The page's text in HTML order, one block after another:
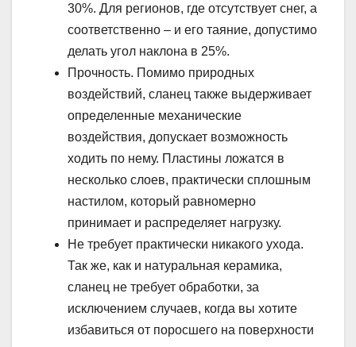
30%. Для регионов, где отсутствует снег, а
соответственно – и его таяние, допустимо
делать угол наклона в 25%.
Прочность. Помимо природных
воздействий, сланец также выдерживает
определенные механические
воздействия, допускает возможность
ходить по нему. Пластины ложатся в
несколько слоев, практически сплошным
настилом, который равномерно
принимает и распределяет нагрузку.
Не требует практически никакого ухода.
Так же, как и натуральная керамика,
сланец не требует обработки, за
исключением случаев, когда вы хотите
избавиться от поросшего на поверхности